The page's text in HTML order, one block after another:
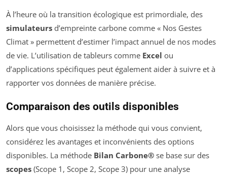
À l’heure où la transition écologique est primordiale, des
simulateurs d’empreinte carbone comme « Nos Gestes
Climat » permettent d’estimer l’impact annuel de nos modes
de vie. L’utilisation de tableurs comme Excel ou
d’applications spécifiques peut également aider à suivre et à
rapporter vos données de manière précise.
Comparaison des outils disponibles
Alors que vous choisissez la méthode qui vous convient,
considérez les avantages et inconvénients des options
disponibles. La méthode Bilan Carbone® se base sur des
scopes (Scope 1, Scope 2, Scope 3) pour une analyse